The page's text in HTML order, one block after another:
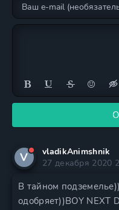
V
vladikAnimshnik
27 декабря 2020
В тайном
одобряет))BOY NEXT